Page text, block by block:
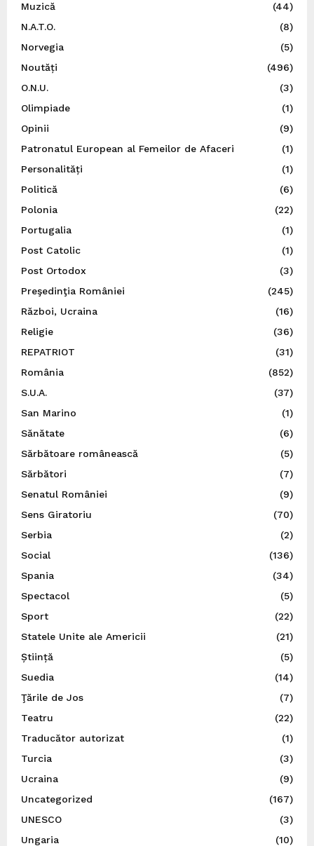
Muzică
(44)
N.A.T.O.
(8)
Norvegia
(5)
Noutăți
(496)
O.N.U.
(3)
Olimpiade
(1)
Opinii
(9)
Patronatul European al Femeilor de Afaceri
(1)
Personalități
(1)
Politică
(6)
Polonia
(22)
Portugalia
(1)
Post Catolic
(1)
Post Ortodox
(3)
Preşedinţia României
(245)
Război, Ucraina
(16)
Religie
(36)
REPATRIOT
(31)
România
(852)
S.U.A.
(37)
San Marino
(1)
Sănătate
(6)
Sărbătoare românească
(5)
Sărbători
(7)
Senatul României
(9)
Sens Giratoriu
(70)
Serbia
(2)
Social
(136)
Spania
(34)
Spectacol
(5)
Sport
(22)
Statele Unite ale Americii
(21)
Știință
(5)
Suedia
(14)
Ţările de Jos
(7)
Teatru
(22)
Traducător autorizat
(1)
Turcia
(3)
Ucraina
(9)
Uncategorized
(167)
UNESCO
(3)
Ungaria
(10)